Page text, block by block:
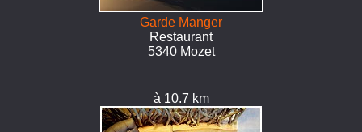
Garde Manger
Restaurant
5340 Mozet
à 10.7 km